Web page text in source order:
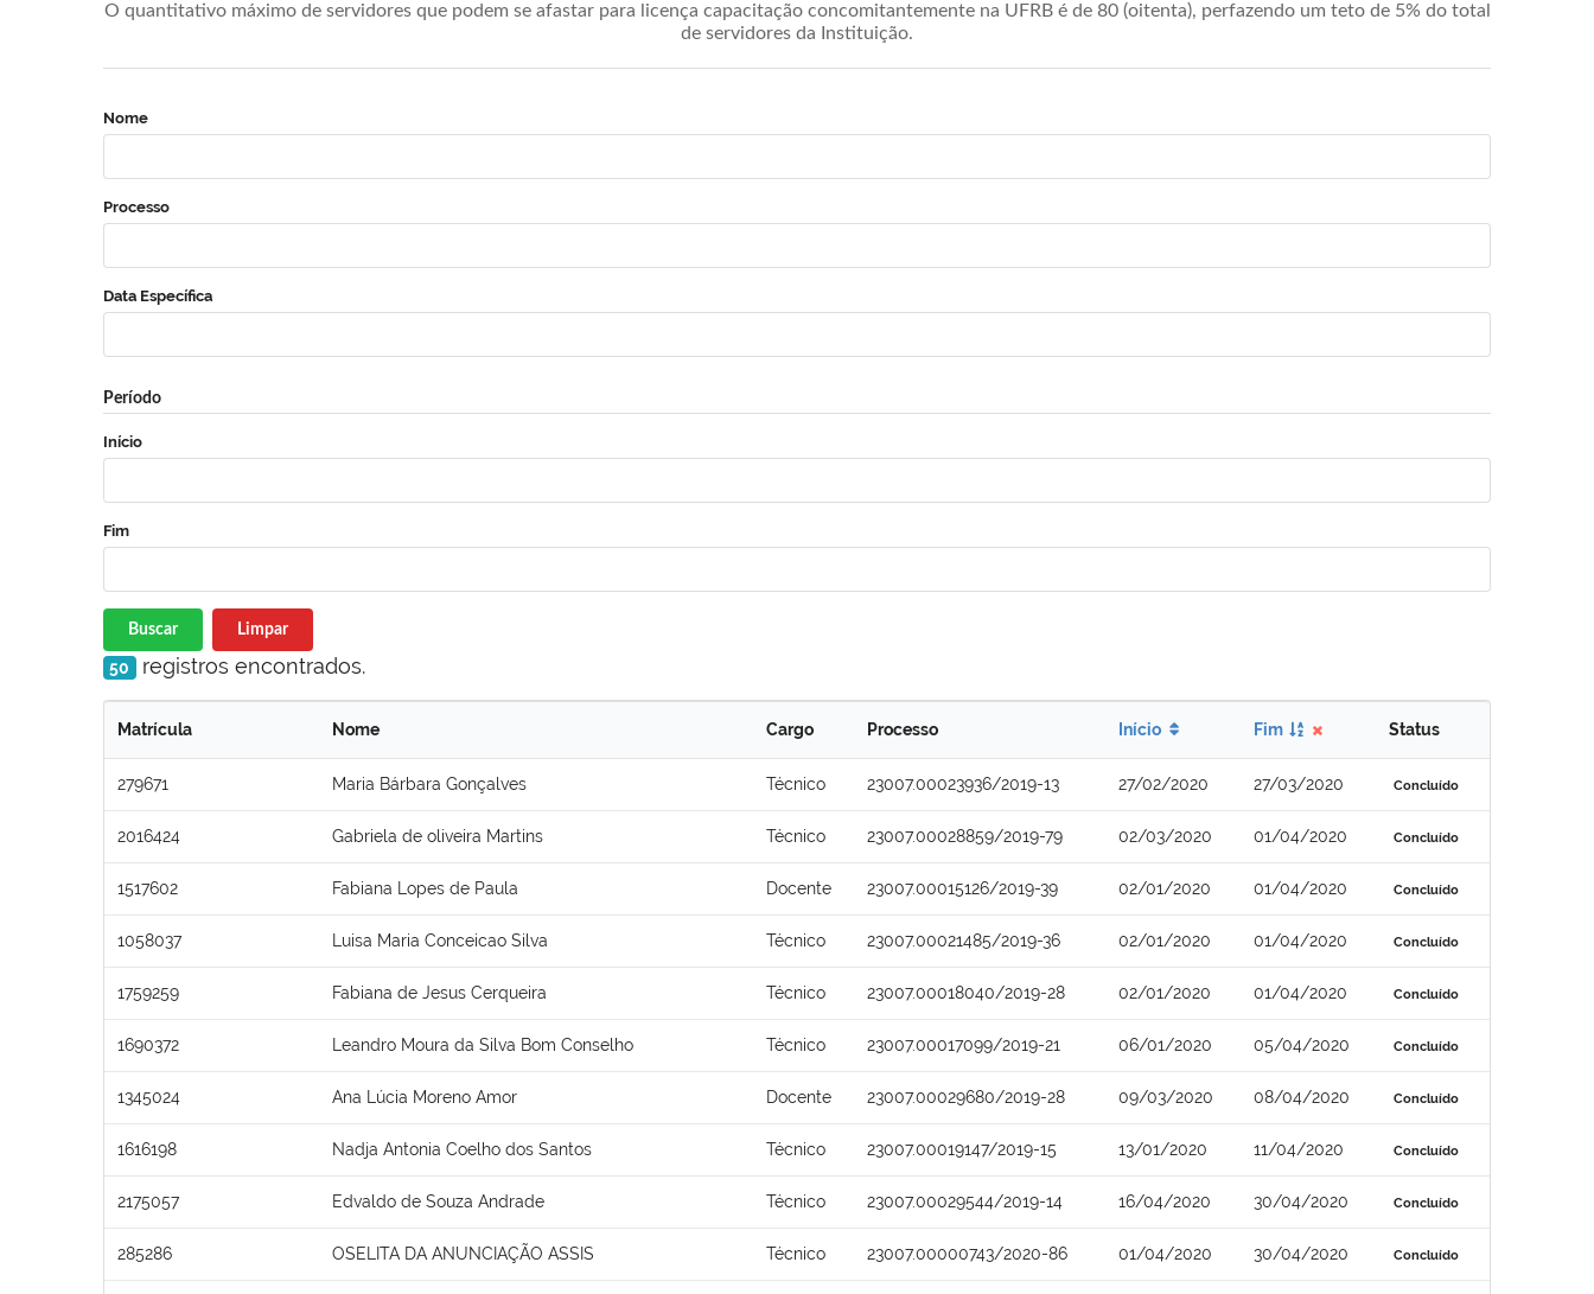
O quantitativo máximo de servidores que podem se afastar para licença capacitação concomitantemente na UFRB é de 80 (oitenta), perfazendo um teto de 5% do total
de servidores da Instituição.
Nome
Processo
Data Específica
Período
Início
Fim
Buscar Limpar
50 registros encontrados.
Matrícula Nome Cargo Processo Início Fim Status
279671 Maria Bárbara Gonçalves Técnico 23007.00023936/2019-13 27/02/2020 27/03/2020 Concluído
2016424 Gabriela de oliveira Martins Técnico 23007.00028859/2019-79 02/03/2020 01/04/2020 Concluído
1517602 Fabiana Lopes de Paula Docente 23007.00015126/2019-39 02/01/2020 01/04/2020 Concluído
1058037 Luisa Maria Conceicao Silva Técnico 23007.00021485/2019-36 02/01/2020 01/04/2020 Concluído
1759259 Fabiana de Jesus Cerqueira Técnico 23007.00018040/2019-28 02/01/2020 01/04/2020 Concluído
1690372 Leandro Moura da Silva Bom Conselho Técnico 23007.00017099/2019-21 06/01/2020 05/04/2020 Concluído
1345024 Ana Lúcia Moreno Amor Docente 23007.00029680/2019-28 09/03/2020 08/04/2020 Concluído
1616198 Nadja Antonia Coelho dos Santos Técnico 23007.00019147/2019-15 13/01/2020 11/04/2020 Concluído
2175057 Edvaldo de Souza Andrade Técnico 23007.00029544/2019-14 16/04/2020 30/04/2020 Concluído
285286 OSELITA DA ANUNCIAÇÃO ASSIS Técnico 23007.00000743/2020-86 01/04/2020 30/04/2020 Concluído